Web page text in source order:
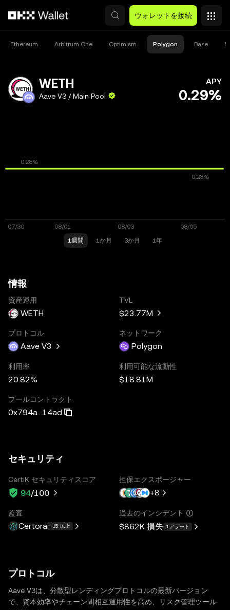
ウォレットを接続
Ethereum Arbitrum One Optimism Polygon Base
WETH
Aave V3 / Main Pool
APY
0.29%
1週間 1か月 3か月 1年
情報
資産運用
WETH
TVL
$23.77M
プロトコル
Aave V3
ネットワーク
Polygon
利用率
20.82%
利用可能な流動性
$18.81M
プールコントラクト
0x794a...14ad
セキュリティ
CertiK セキュリティスコア
94/100
担保エクスポージャー
+8
監査
Certora +15 以上
過去のインシデント
$862K 損失 1アラート
プロトコル
Aave V3は、分散型レンディングプロトコルの最新バージョン
で、資本効率やチェーン間相互運用性を高め、リスク管理ツール